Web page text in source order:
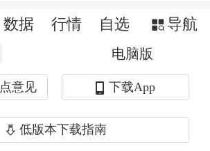
数据 行情 自选 导航
电脑版
意见 下载App
低版本下载指南